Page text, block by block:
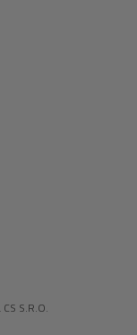
S.R.O.